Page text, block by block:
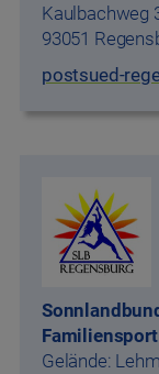
Kaulbachweg
93051
postsued-
Familiensport
Gelände: